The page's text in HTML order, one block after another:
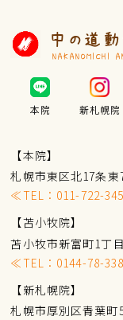
中の道
NAKANOMICHI
本院 新札幌院
【本院】
札幌市東区北17条
≪TEL： 011-722-
【苫小牧院】
苫小牧市新富町1丁
≪TEL： 0144-78-
【新札幌院】
札幌市厚別区青葉町